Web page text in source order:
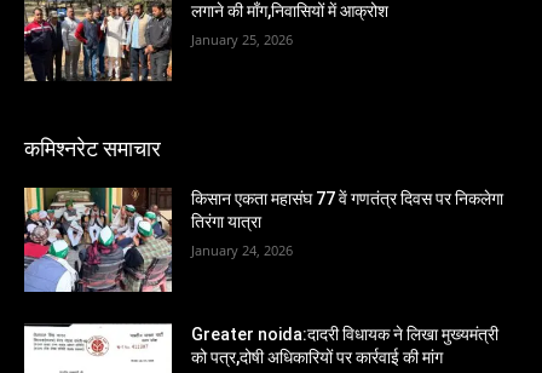
लगाने की माँग,निवासियों में आक्रोश
January 25, 2026
कमिश्नरेट समाचार
किसान एकता महासंघ 77 वें गणतंत्र दिवस पर निकलेगा
तिरंगा यात्रा
January 24, 2026
Greater noida:दादरी विधायक ने लिखा मुख्यमंत्री
को पत्र,दोषी अधिकारियों पर कार्रवाई की मांग